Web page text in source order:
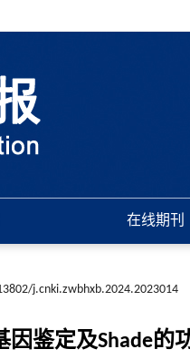
在线期刊
j.cnki.zwbhxb.2024.2023014
鉴定及Shade的